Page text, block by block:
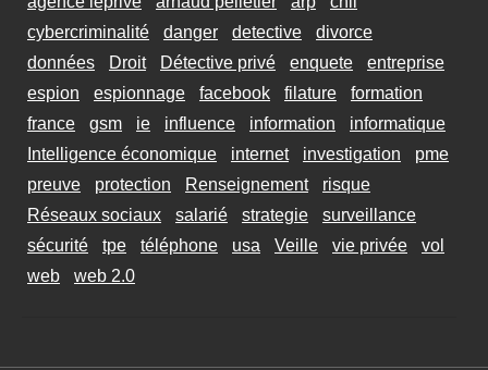
cybercriminalité
danger detective
divorce
données
Droit Détective privé enquete
entreprise
espion
espionnage facebook filature
formation
france
gsm ie influence information
informatique
Intelligence économique
internet investigation
pme
preuve
protection Renseignement
risque
Réseaux sociaux
salarié strategie
surveillance
sécurité
tpe téléphone usa Veille vie privée
vol
web
web 2.0